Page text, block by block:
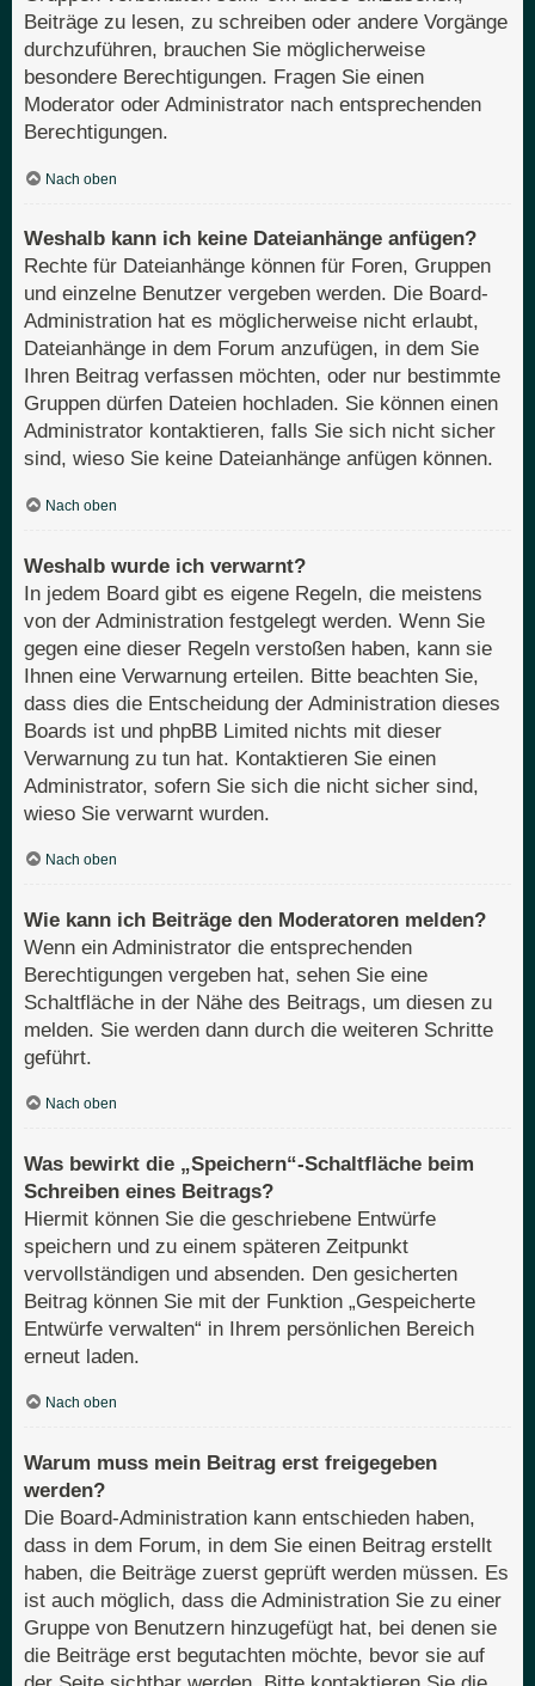
Beiträge zu lesen, zu schreiben oder andere Vorgänge
durchzuführen, brauchen Sie möglicherweise
besondere Berechtigungen. Fragen Sie einen
Moderator oder Administrator nach entsprechenden
Berechtigungen.
Nach oben
Weshalb kann ich keine Dateianhänge anfügen?
Rechte für Dateianhänge können für Foren, Gruppen
und einzelne Benutzer vergeben werden. Die Board-
Administration hat es möglicherweise nicht erlaubt,
Dateianhänge in dem Forum anzufügen, in dem Sie
Ihren Beitrag verfassen möchten, oder nur bestimmte
Gruppen dürfen Dateien hochladen. Sie können einen
Administrator kontaktieren, falls Sie sich nicht sicher
sind, wieso Sie keine Dateianhänge anfügen können.
Nach oben
Weshalb wurde ich verwarnt?
In jedem Board gibt es eigene Regeln, die meistens
von der Administration festgelegt werden. Wenn Sie
gegen eine dieser Regeln verstoßen haben, kann sie
Ihnen eine Verwarnung erteilen. Bitte beachten Sie,
dass dies die Entscheidung der Administration dieses
Boards ist und phpBB Limited nichts mit dieser
Verwarnung zu tun hat. Kontaktieren Sie einen
Administrator, sofern Sie sich die nicht sicher sind,
wieso Sie verwarnt wurden.
Nach oben
Wie kann ich Beiträge den Moderatoren melden?
Wenn ein Administrator die entsprechenden
Berechtigungen vergeben hat, sehen Sie eine
Schaltfläche in der Nähe des Beitrags, um diesen zu
melden. Sie werden dann durch die weiteren Schritte
geführt.
Nach oben
Was bewirkt die „Speichern“-Schaltfläche beim
Schreiben eines Beitrags?
Hiermit können Sie die geschriebene Entwürfe
speichern und zu einem späteren Zeitpunkt
vervollständigen und absenden. Den gesicherten
Beitrag können Sie mit der Funktion „Gespeicherte
Entwürfe verwalten“ in Ihrem persönlichen Bereich
erneut laden.
Nach oben
Warum muss mein Beitrag erst freigegeben
werden?
Die Board-Administration kann entschieden haben,
dass in dem Forum, in dem Sie einen Beitrag erstellt
haben, die Beiträge zuerst geprüft werden müssen. Es
ist auch möglich, dass die Administration Sie zu einer
Gruppe von Benutzern hinzugefügt hat, bei denen sie
die Beiträge erst begutachten möchte, bevor sie auf